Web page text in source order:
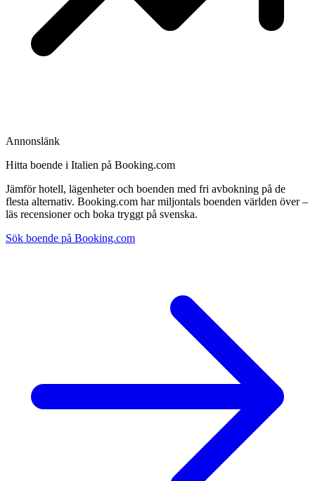
Annonslänk
Hitta boende i Italien på Booking.com
Jämför hotell, lägenheter och boenden med fri avbokning på de
flesta alternativ. Booking.com har miljontals boenden världen över –
läs recensioner och boka tryggt på svenska.
Sök boende på Booking.com